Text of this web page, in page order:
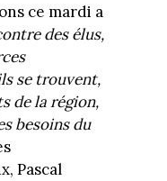
ce mardi a
des élus,
se trouvent,
de la région,
besoins du
Pascal